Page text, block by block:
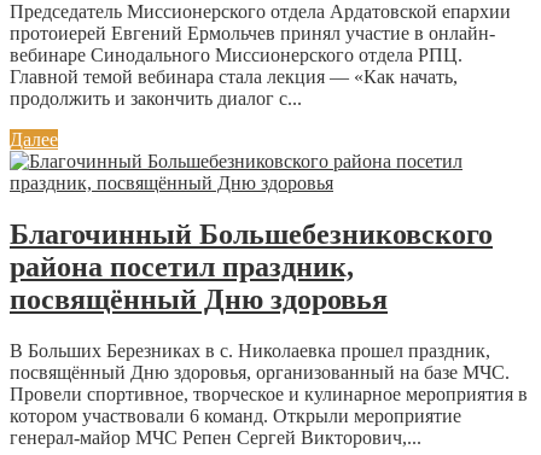
Председатель Миссионерского отдела Ардатовской епархии
протоиерей Евгений Ермольчев принял участие в онлайн-
вебинаре Синодального Миссионерского отдела РПЦ.
Главной темой вебинара стала лекция — «Как начать,
продолжить и закончить диалог с...
Далее
Благочинный Большебезниковского
района посетил праздник,
посвящённый Дню здоровья
В Больших Березниках в с. Николаевка прошел праздник,
посвящённый Дню здоровья, организованный на базе МЧС.
Провели спортивное, творческое и кулинарное мероприятия в
котором участвовали 6 команд. Открыли мероприятие
генерал-майор МЧС Репен Сергей Викторович,...